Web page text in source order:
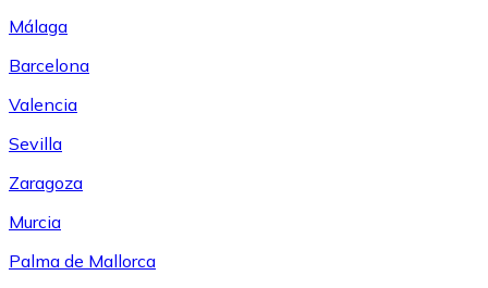
Málaga
Barcelona
Valencia
Sevilla
Zaragoza
Murcia
Palma de Mallorca